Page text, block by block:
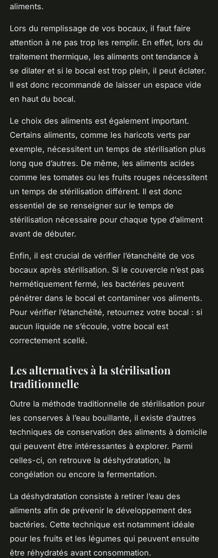
aliments.
Lors du remplissage de vos bocaux, il faut faire
attention à ne pas trop les remplir. En effet, lors du
traitement thermique, les aliments ont tendance à
se dilater et si le bocal est trop plein, il peut éclater.
Il est donc recommandé de laisser un espace vide
en haut du bocal.
Le choix des aliments est également important.
Certains aliments, comme les haricots verts par
exemple, nécessitent un temps de stérilisation plus
long que d’autres. De même, les aliments acides
comme les tomates ou les fruits rouges nécessitent
un temps de stérilisation différent. Il est donc
essentiel de se renseigner sur le temps de
stérilisation nécessaire pour chaque type d’aliment
avant de débuter.
Enfin, il est crucial de vérifier l’étanchéité de vos
bocaux après stérilisation. Si le couvercle n’est pas
hermétiquement fermé, les bactéries peuvent
pénétrer dans le bocal et contaminer vos aliments.
Pour vérifier l’étanchéité, retournez votre bocal : si
aucun liquide ne s’écoule, votre bocal est
correctement scellé.
Les alternatives à la stérilisation
traditionnelle
Outre la méthode traditionnelle de stérilisation pour
les conserves à l’eau bouillante, il existe d’autres
techniques de conservation des aliments à domicile
qui peuvent être intéressantes à explorer. Parmi
celles-ci, on retrouve la déshydratation, la
congélation ou encore la fermentation.
La déshydratation consiste à retirer l’eau des
aliments afin de prévenir le développement des
bactéries. Cette technique est notamment idéale
pour les fruits et les légumes qui peuvent ensuite
être réhydratés avant consommation.